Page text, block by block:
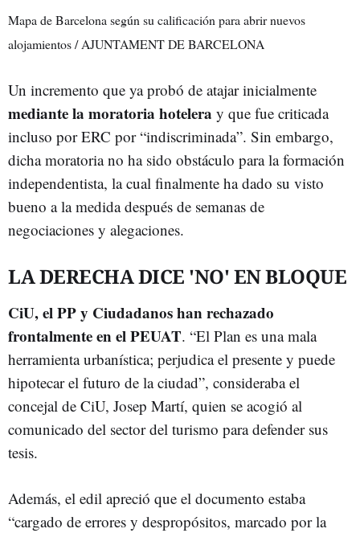
Mapa de Barcelona según su calificación para abrir nuevos
alojamientos / AJUNTAMENT DE BARCELONA
Un incremento que ya probó de atajar inicialmente
mediante la moratoria hotelera y que fue criticada
incluso por ERC por “indiscriminada”. Sin embargo,
dicha moratoria no ha sido obstáculo para la formación
independentista, la cual finalmente ha dado su visto
bueno a la medida después de semanas de
negociaciones y alegaciones.
LA DERECHA DICE 'NO' EN BLOQUE
CiU, el PP y Ciudadanos han rechazado
frontalmente en el PEUAT. “El Plan es una mala
herramienta urbanística; perjudica el presente y puede
hipotecar el futuro de la ciudad”, consideraba el
concejal de CiU, Josep Martí, quien se acogió al
comunicado del sector del turismo para defender sus
tesis.
Además, el edil apreció que el documento estaba
“cargado de errores y despropósitos, marcado por la